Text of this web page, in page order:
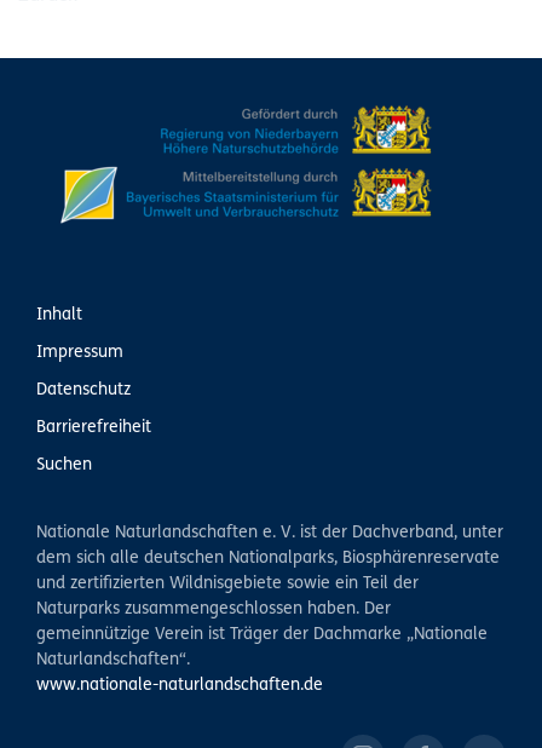
Inhalt
Impressum
Datenschutz
Barrierefreiheit
Suchen
Nationale Naturlandschaften e. V. ist der Dachverband, unter
dem sich alle deutschen Nationalparks, Biosphärenreservate
und zertifizierten Wildnisgebiete sowie ein Teil der
Naturparks zusammengeschlossen haben. Der
gemeinnützige Verein ist Träger der Dachmarke „Nationale
Naturlandschaften“.
www.nationale-naturlandschaften.de